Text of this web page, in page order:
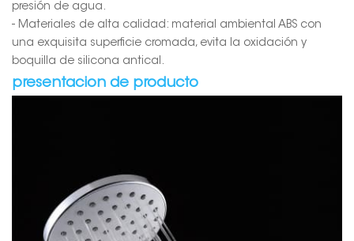
presión de agua.
- Materiales de alta calidad: material ambiental ABS con
una exquisita superficie cromada, evita la oxidación y
boquilla de silicona antical.
presentacion de producto